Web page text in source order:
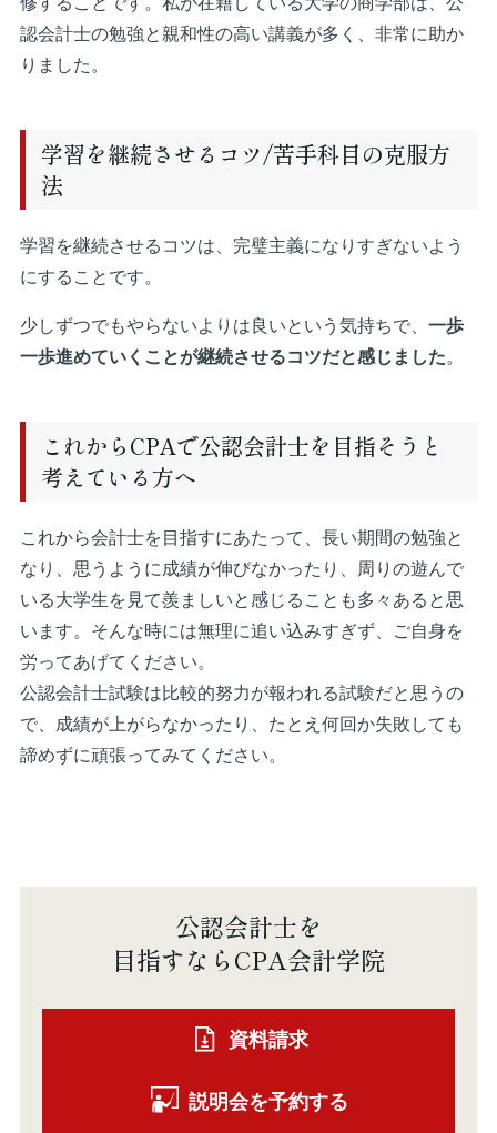
認会計士の勉強と親和性の高い講義が多く、非常に助か
りました。
学習を継続させるコツ/苦手科目の克服方
法
学習を継続させるコツは、完璧主義になりすぎないよう
にすることです。
少しずつでもやらないよりは良いという気持ちで、 一歩
一歩進めていくことが継続させるコツだと感じました。
これからCPAで公認会計士を目指そうと
考えている方へ
これから会計士を目指すにあたって、長い期間の勉強と
なり、思うように成績が伸びなかったり、周りの遊んで
いる大学生を見て羨ましいと感じることも多々あると思
います。そんな時には無理に追い込みすぎず、ご自身を
労ってあげてください。
公認会計士試験は比較的努力が報われる試験だと思うの
で、成績が上がらなかったり、たとえ何回か失敗しても
諦めずに頑張ってみてください。
公認会計士を
目指すならCPA会計学院
資料請求
説明会を予約する